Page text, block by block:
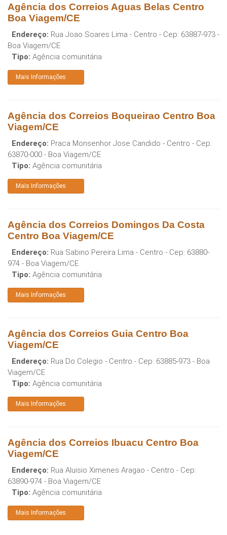
Agência dos Correios Aguas Belas Centro
Boa Viagem/CE
Endereço: Rua Joao Soares Lima - Centro - Cep: 63887-973 -
Boa Viagem/CE
Tipo: Agência comunitária
Mais Informações
Agência dos Correios Boqueirao Centro Boa
Viagem/CE
Endereço: Praca Monsenhor Jose Candido - Centro - Cep:
63870-000 - Boa Viagem/CE
Tipo: Agência comunitária
Mais Informações
Agência dos Correios Domingos Da Costa
Centro Boa Viagem/CE
Endereço: Rua Sabino Pereira Lima - Centro - Cep: 63880-
974 - Boa Viagem/CE
Tipo: Agência comunitária
Mais Informações
Agência dos Correios Guia Centro Boa
Viagem/CE
Endereço: Rua Do Colegio - Centro - Cep: 63885-973 - Boa
Viagem/CE
Tipo: Agência comunitária
Mais Informações
Agência dos Correios Ibuacu Centro Boa
Viagem/CE
Endereço: Rua Aluisio Ximenes Aragao - Centro - Cep:
63890-974 - Boa Viagem/CE
Tipo: Agência comunitária
Mais Informações